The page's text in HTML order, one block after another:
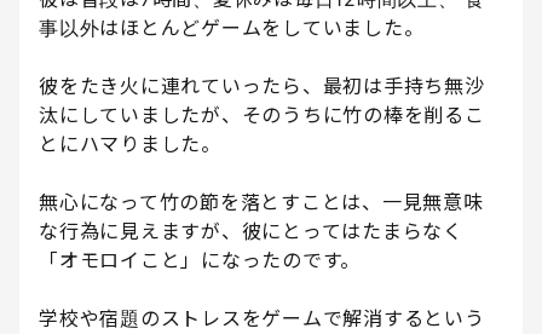
事以外はほとんどゲームをしていました。
彼をたき火に連れていったら、最初は手持ち無沙
汰にしていましたが、そのうちに竹の棒を削るこ
とにハマりました。
無心になって竹の節を落とすことは、一見無意味
な行為に見えますが、彼にとってはたまらなく
「オモロイこと」になったのです。
学校や宿題のストレスをゲームで解消するという